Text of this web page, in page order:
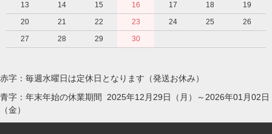
13
14 15 16 17 18
19
20
21 22 23 24 25
26
27
28 29 30
赤字：毎週水曜日は定休日となります（発送お休み）
青字：年末年始の休業期間 2025年12月29日（月）～2026年01月02日
（金）